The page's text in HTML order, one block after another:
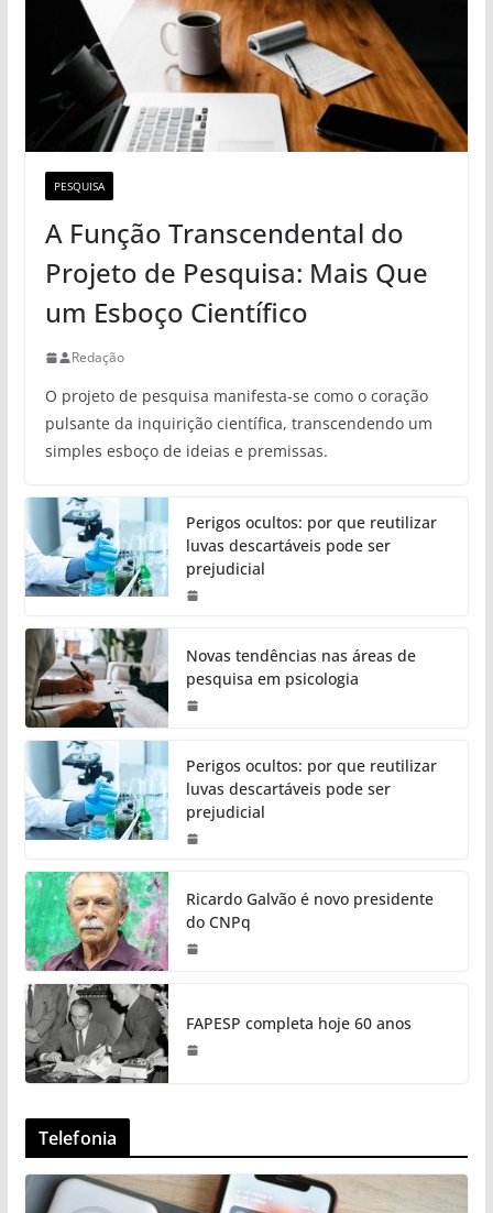
PESQUISA
A Função Transcendental do
Projeto de Pesquisa: Mais Que
um Esboço Científico
Redação
O projeto de pesquisa manifesta-se como o coração
pulsante da inquirição científica, transcendendo um
simples esboço de ideias e premissas.
Perigos ocultos: por que reutilizar
luvas descartáveis pode ser
prejudicial
Novas tendências nas áreas de
pesquisa em psicologia
Perigos ocultos: por que reutilizar
luvas descartáveis pode ser
prejudicial
Ricardo Galvão é novo presidente
do CNPq
FAPESP completa hoje 60 anos
Telefonia